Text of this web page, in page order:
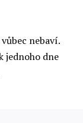
nebaví.
jednoho dne